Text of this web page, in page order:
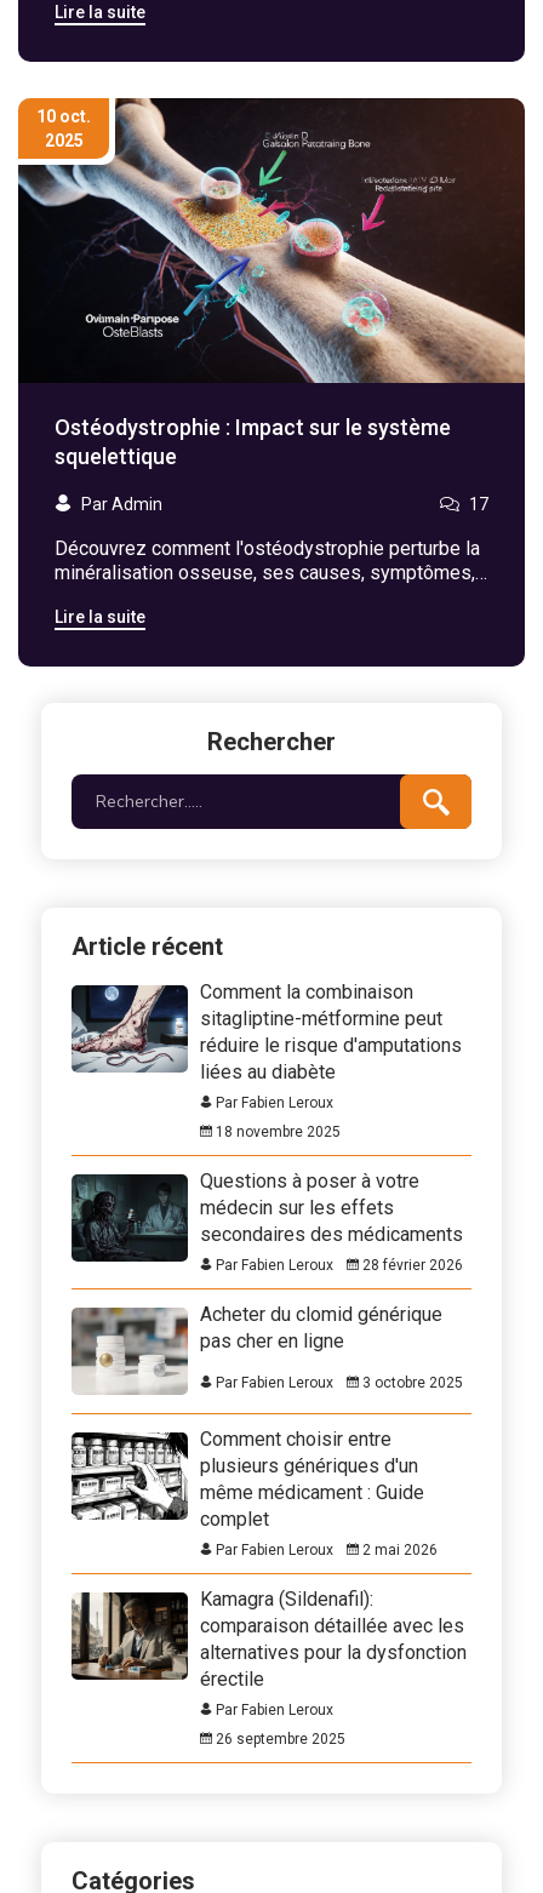
magnésium qui s’accumulent et causent des
savoir pour éviter les complications.
Lire la suite
10 oct.
2025
Ostéodystrophie : Impact sur le système
squelettique
Par Admin 17
Découvrez comment l'ostéodystrophie perturbe la
minéralisation osseuse, ses causes, symptômes,
Lire la suite
Rechercher
Article récent
Comment la combinaison
sitagliptine-métformine peut
réduire le risque d'amputations
liées au diabète
Par Fabien Leroux
18 novembre 2025
Questions à poser à votre
médecin sur les effets
secondaires des médicaments
Par Fabien Leroux 28 février 2026
Acheter du clomid générique
pas cher en ligne
Par Fabien Leroux 3 octobre 2025
Comment choisir entre
plusieurs génériques d'un
même médicament : Guide
complet
Par Fabien Leroux 2 mai 2026
Kamagra (Sildenafil):
comparaison détaillée avec les
alternatives pour la dysfonction
érectile
Par Fabien Leroux
26 septembre 2025
Catégories